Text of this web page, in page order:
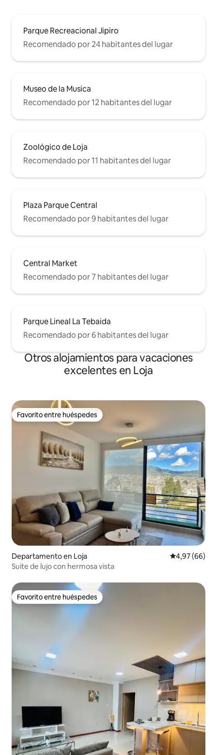
Parque Recreacional Jipiro
Recomendado por 24 habitantes del lugar
Museo de la Musica
Recomendado por 12 habitantes del lugar
Zoológico de Loja
Recomendado por 11 habitantes del lugar
Plaza Parque Central
Recomendado por 9 habitantes del lugar
Central Market
Recomendado por 7 habitantes del lugar
Parque Lineal La Tebaida
Recomendado por 6 habitantes del lugar
Otros alojamientos para vacaciones
excelentes en Loja
Favorito entre huéspedes
Favorito entre huéspedes
Departamento en Loja Calificación
4,97 (66)
Suite de lujo con hermosa vista
Favorito entre huéspedes
Favorito entre huéspedes